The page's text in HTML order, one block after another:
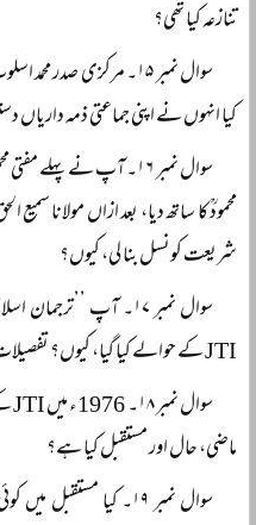
تنازعہ کیا تھی؟
سوال نمبر ۱۵۔ مرکزی صدر
کیا انہوں نے اپنی جماعتی ذمہ داریاں
سوال نمبر ۱۶۔ آپ نے
محمودؒ کا ساتھ دیا، بعد ازاں مولانا
شریعت کونسل بنا لی، کیوں؟
سوال نمبر ۱۷۔ آپ
JTI کے حوالے کیا گیا، کیوں؟ تفصیلات کیا تھیں؟
ماضی، حال اور مستقبل کیا ہے؟